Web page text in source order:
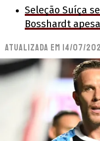
Seleção Suíça
Bosshardt
Atualizada em 14/07/